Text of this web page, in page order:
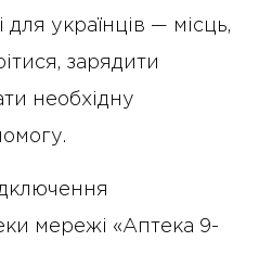
для українців — місць,
зарядити
необхідну
мережі «Аптека 9-